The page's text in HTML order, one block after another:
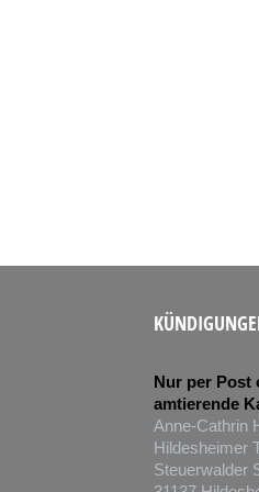
Nur per Post
amtierende
Anne-Cathrin
Hildesheimer
Steuerwalder